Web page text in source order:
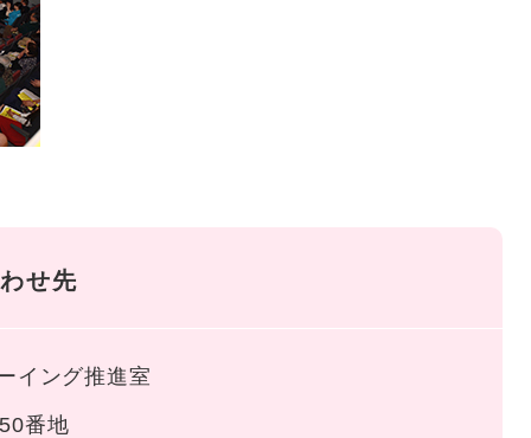
せ先
イング推進室
番地